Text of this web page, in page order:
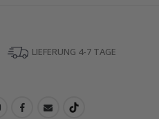
LIEFERUNG 4-7 TAGE